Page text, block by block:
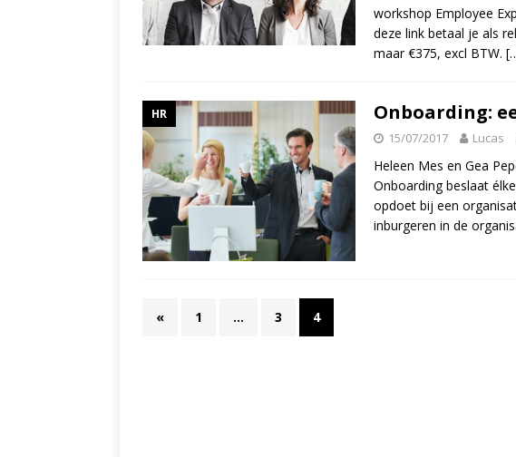
workshop Employee
deze link betaal je als
maar €375, excl BTW.
HR Onboarding:
15/07/2017 Lucas
Heleen Mes en Gea
Onboarding beslaat
opdoet bij een
inburgeren in de
« 1 … 3 4